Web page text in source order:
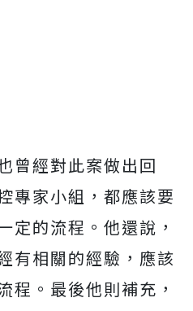
曾經對此案做出回
專家小組，都應該要
定的流程。他還說，
有相關的經驗，應該
程。最後他則補充，